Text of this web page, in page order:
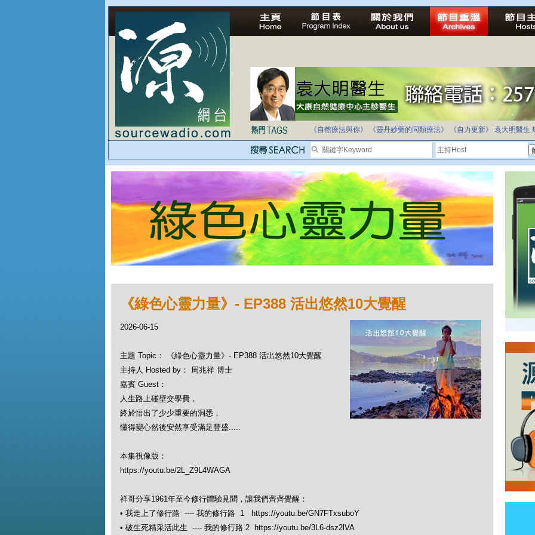
自家教育合法化-推動多元化教育，全民學卷制
《自然療法與你》 《靈丹妙藥的同類療法》 《自力更新》 袁大明醫生
《綠色心靈力量》- EP388 活出悠然10大覺醒
2026-06-15
主題 Topic： 《綠色心靈力量》- EP388 活出悠然10大覺醒
主持人 Hosted by： 周兆祥 博士
嘉賓 Guest：
人生路上碰壁交學費，
終於悟出了少少重要的洞悉，
懂得變心然後安然享受滿足豐盛.....
本集視像版：
https://youtu.be/2L_Z9L4WAGA
祥哥分享1961年至今修行體驗見聞，讓我們齊齊覺醒：
• 我走上了修行路 ---- 我的修行路 1 https://youtu.be/GN7FTxsuboY
• 破生死精采活此生 ---- 我的修行路 2 https://youtu.be/3L6-dsz2lVA